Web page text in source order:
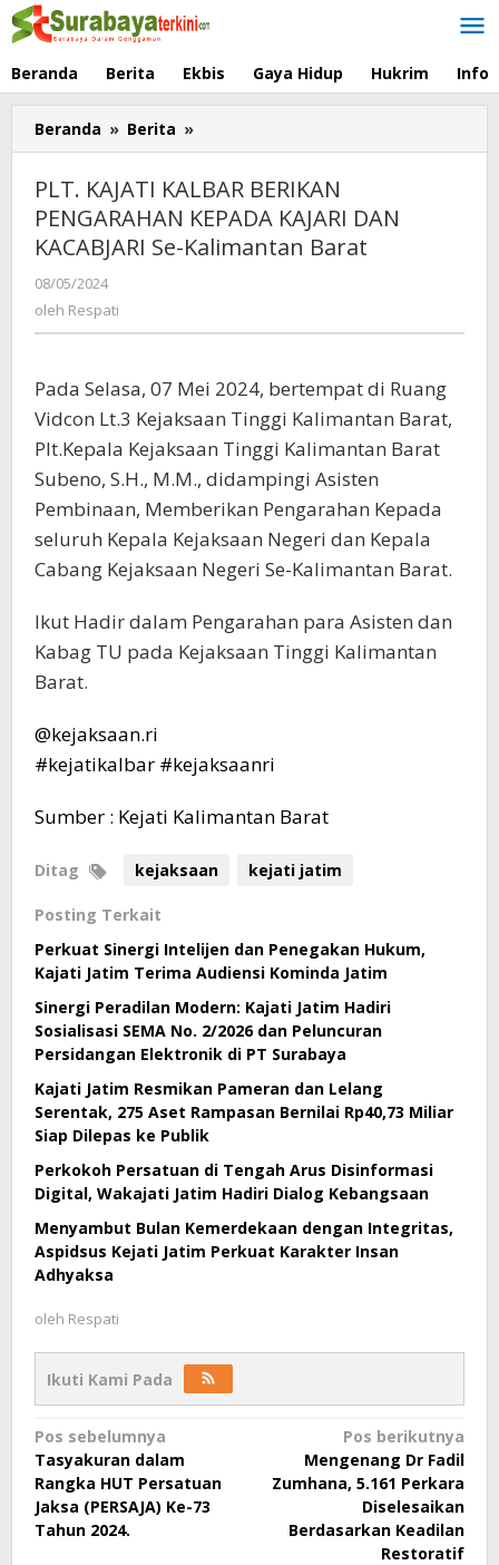
Lewati
ke
Beranda Berita Ekbis Gaya Hidup Hukrim Info
Beranda » Berita »
KAJATI
BERIKAN
PENGARAHAN
KEPADA
Se-
Barat
PLT. KAJATI KALBAR BERIKAN
PENGARAHAN KEPADA KAJARI DAN
KACABJARI Se-Kalimantan Barat
08/05/2024
oleh Respati
Pada Selasa, 07 Mei 2024, bertempat di Ruang
Vidcon Lt.3 Kejaksaan Tinggi Kalimantan Barat,
Plt.Kepala Kejaksaan Tinggi Kalimantan Barat
Subeno, S.H., M.M., didampingi Asisten
Pembinaan, Memberikan Pengarahan Kepada
seluruh Kepala Kejaksaan Negeri dan Kepala
Cabang Kejaksaan Negeri Se-Kalimantan Barat.
Ikut Hadir dalam Pengarahan para Asisten dan
Kabag TU pada Kejaksaan Tinggi Kalimantan
Barat.
@kejaksaan.ri
#kejatikalbar #kejaksaanri
Sumber : Kejati Kalimantan Barat
Ditag kejaksaan kejati jatim
Posting Terkait
Perkuat Sinergi Intelijen dan Penegakan Hukum,
Kajati Jatim Terima Audiensi Kominda Jatim
Sinergi Peradilan Modern: Kajati Jatim Hadiri
Sosialisasi SEMA No. 2/2026 dan Peluncuran
Persidangan Elektronik di PT Surabaya
Kajati Jatim Resmikan Pameran dan Lelang
Serentak, 275 Aset Rampasan Bernilai Rp40,73 Miliar
Siap Dilepas ke Publik
Perkokoh Persatuan di Tengah Arus Disinformasi
Digital, Wakajati Jatim Hadiri Dialog Kebangsaan
Menyambut Bulan Kemerdekaan dengan Integritas,
Aspidsus Kejati Jatim Perkuat Karakter Insan
Adhyaksa
oleh Respati
Ikuti Kami Pada
Navigasi
pos
Pos sebelumnya
Tasyakuran dalam
Rangka HUT Persatuan
Jaksa (PERSAJA) Ke-73
Tahun 2024.
Pos berikutnya
Mengenang Dr Fadil
Zumhana, 5.161 Perkara
Diselesaikan
Berdasarkan Keadilan
Restoratif